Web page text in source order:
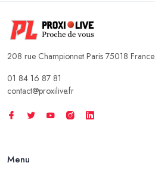
208 rue Championnet Paris 75018 France
01 84 16 87 81
contact@proxilive.fr
Menu